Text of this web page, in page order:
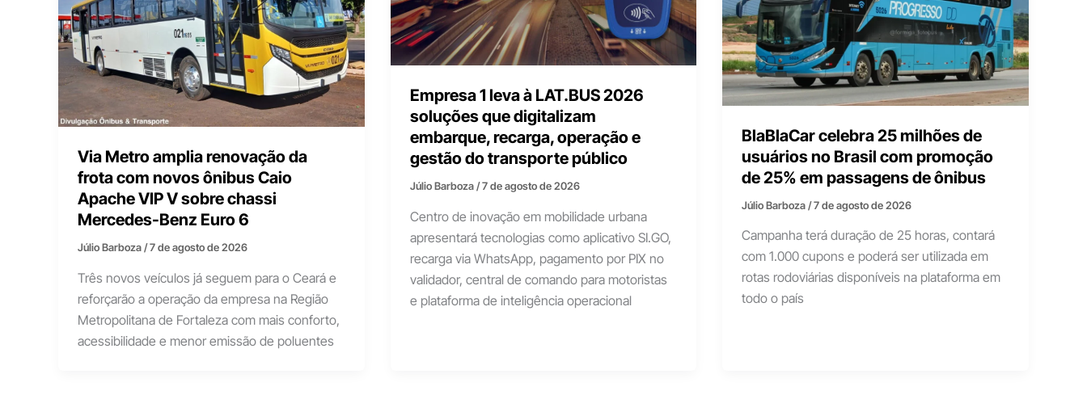
Via Metro amplia renovação da
frota com novos ônibus Caio
Apache VIP V sobre chassi
Mercedes-Benz Euro 6
Júlio Barboza/7 de agosto de 2026
Três novos veículos já seguem para o Ceará e
reforçarão a operação da empresa na Região
Metropolitana de Fortaleza com mais conforto,
acessibilidade e menor emissão de poluentes
Empresa 1 leva à LAT.BUS 2026
soluções que digitalizam
embarque, recarga, operação e
gestão do transporte público
Júlio Barboza/7 de agosto de 2026
Centro de inovação em mobilidade urbana
apresentará tecnologias como aplicativo SI.GO,
recarga via WhatsApp, pagamento por PIX no
validador, central de comando para motoristas
e plataforma de inteligência operacional
BlaBlaCar celebra 25 milhões de
usuários no Brasil com promoção
de 25% em passagens de ônibus
Júlio Barboza/7 de agosto de 2026
Campanha terá duração de 25 horas, contará
com 1.000 cupons e poderá ser utilizada em
rotas rodoviárias disponíveis na plataforma em
todo o país